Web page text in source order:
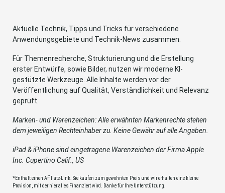
Aktuelle Technik, Tipps und Tricks für verschiedene
Anwendungsgebiete und Technik-News zusammen.
Für Themenrecherche, Strukturierung und die Erstellung
erster Entwürfe, sowie Bilder, nutzen wir moderne KI-
gestützte Werkzeuge. Alle Inhalte werden vor der
Veröffentlichung auf Qualität, Verständlichkeit und Relevanz
geprüft.
Marken- und Warenzeichen: Alle erwähnten Markenrechte stehen
dem jeweiligen Rechteinhaber zu. Keine Gewähr auf alle Angaben.
iPad & iPhone sind eingetragene Warenzeichen der Firma Apple
Inc. Cupertino Calif., US
*Enthält einen Affiliate-Link. Sie kaufen zum gewohnten Preis und wir erhalten eine kleine
Provision, mit der hier alles Finanziert wird. Danke für Ihre Unterstützung.